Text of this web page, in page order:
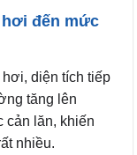
đến mức
diện tích tiếp
tăng lên
cản lăn, khiến
nhiều.